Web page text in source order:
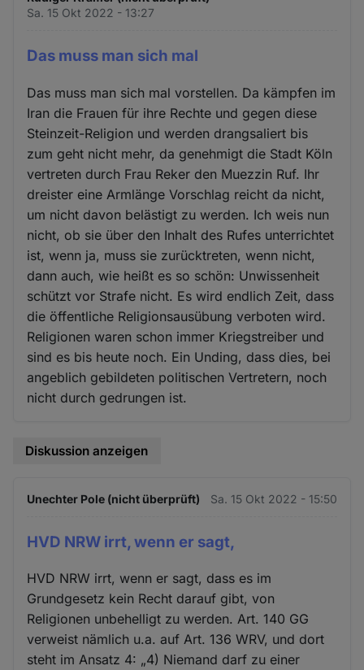
Sa. 15 Okt 2022 - 13:27
Das muss man sich mal
Das muss man sich mal vorstellen. Da kämpfen im
Iran die Frauen für ihre Rechte und gegen diese
Steinzeit-Religion und werden drangsaliert bis
zum geht nicht mehr, da genehmigt die Stadt Köln
vertreten durch Frau Reker den Muezzin Ruf. Ihr
dreister eine Armlänge Vorschlag reicht da nicht,
um nicht davon belästigt zu werden. Ich weis nun
nicht, ob sie über den Inhalt des Rufes unterrichtet
ist, wenn ja, muss sie zurücktreten, wenn nicht,
dann auch, wie heißt es so schön: Unwissenheit
schützt vor Strafe nicht. Es wird endlich Zeit, dass
die öffentliche Religionsausübung verboten wird.
Religionen waren schon immer Kriegstreiber und
sind es bis heute noch. Ein Unding, dass dies, bei
angeblich gebildeten politischen Vertretern, noch
nicht durch gedrungen ist.
Diskussion anzeigen
Unechter Pole (nicht überprüft) Sa. 15 Okt 2022 - 15:50
HVD NRW irrt, wenn er sagt,
HVD NRW irrt, wenn er sagt, dass es im
Grundgesetz kein Recht darauf gibt, von
Religionen unbehelligt zu werden. Art. 140 GG
verweist nämlich u.a. auf Art. 136 WRV, und dort
steht im Ansatz 4: „4) Niemand darf zu einer